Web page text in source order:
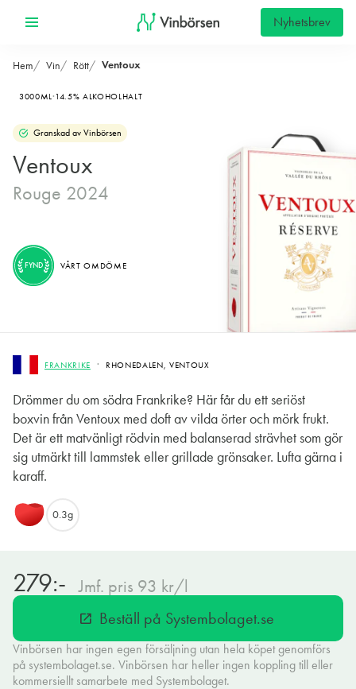
Nyhetsbrev
Hem Vin Rött Ventoux
3000ML 14.5% ALKOHOLHALT
Granskad av Vinbörsen
Ventoux
Rouge 2024
FRANKRIKE RHONEDALEN, VENTOUX
Drömmer du om södra Frankrike? Här får du ett seriöst
boxvin från Ventoux med doft av vilda örter och mörk frukt.
Det är ett matvänligt rödvin med balanserad strävhet som gör
sig utmärkt till lammstek eller grillade grönsaker. Lufta gärna i
karaff.
FYND VÅRT OMDÖME
0.3g
279:- Jmf. pris 93 kr/l
open_in_new Beställ på Systembolaget.se
Vinbörsen har ingen egen försäljning utan hela köpet genomförs
på systembolaget.se. Vinbörsen har heller ingen koppling till eller
kommersiellt samarbete med Systembolaget.